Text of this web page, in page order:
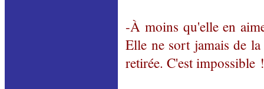
-À moins qu'elle en
Elle ne sort jamais de
retirée. C'est impossible